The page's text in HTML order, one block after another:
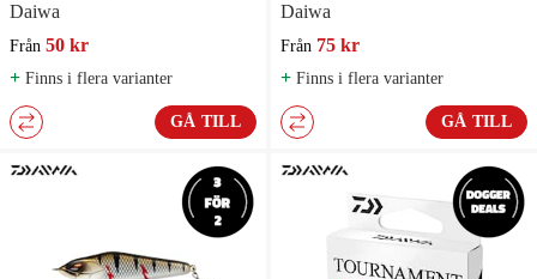
Daiwa
Från 50 kr
+ Finns i flera varianter
GÅ TILL
Daiwa
Från 75 kr
+ Finns i flera varianter
GÅ TILL